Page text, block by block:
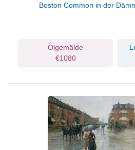
Boston Common in der
Ölgemälde
€1080